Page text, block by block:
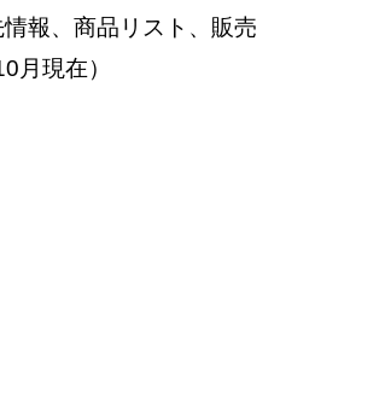
報、商品リスト、販売
月現在）